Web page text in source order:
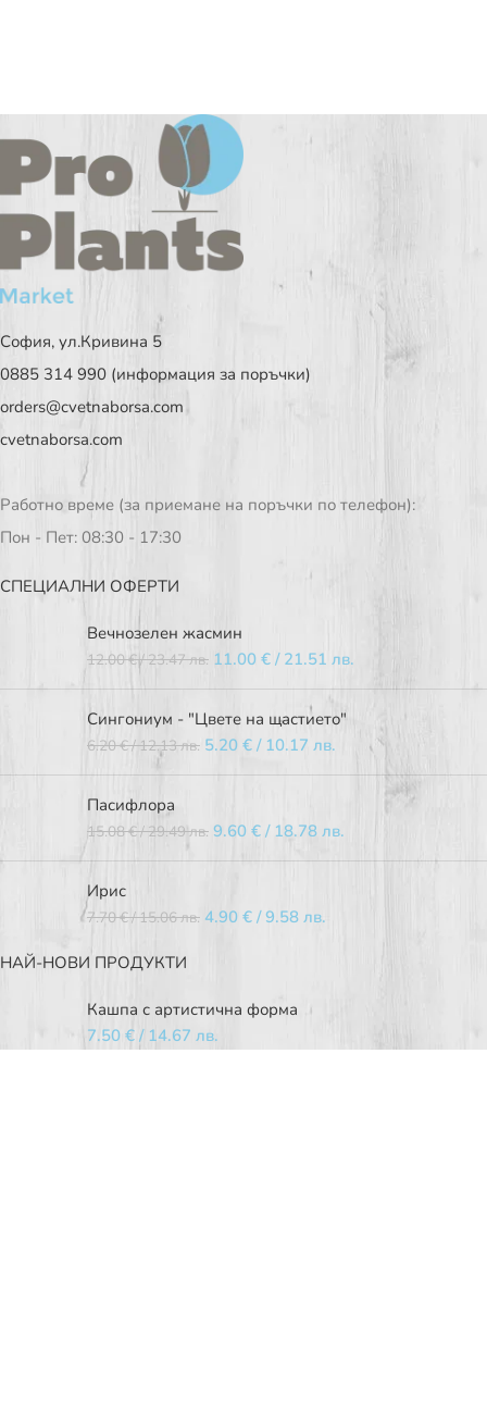
София, ул.Кривина 5
0885 314 990 (информация за поръчки)
orders@cvetnaborsa.com
cvetnaborsa.com
Работно време (за приемане на поръчки по телефон):
Пон - Пет: 08:30 - 17:30
СПЕЦИАЛНИ ОФЕРТИ
Вечнозелен жасмин
12.00€/ 23.47 лв. 11.00 € / 21.51 лв.
Сингониум - "Цвете на щастието"
6.20€/ 12.13 лв. 5.20 € / 10.17 лв.
Пасифлора
15.08€/ 29.49 лв. 9.60 € / 18.78 лв.
Ирис
7.70€/ 15.06 лв. 4.90 € / 9.58 лв.
НАЙ-НОВИ ПРОДУКТИ
Кашпа с артистична форма
7.50 € / 14.67 лв.